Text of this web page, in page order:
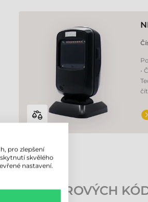
•
ČÁROVÝCH
pro zlepšení
skvělého
nastavení.